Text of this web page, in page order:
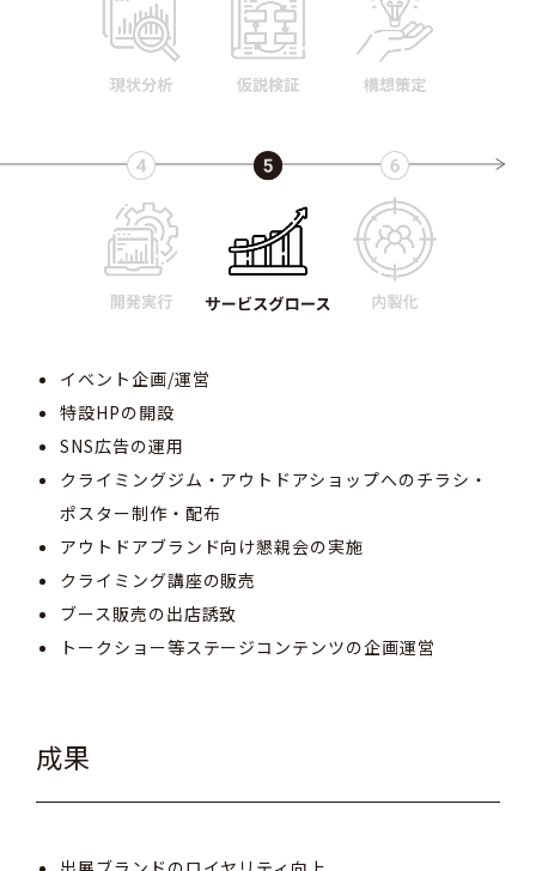
イベント企画/運営
特設HPの開設
SNS広告の運用
クライミングジム・アウトドアショップへのチラシ・
ポスター制作・配布
アウトドアブランド向け懇親会の実施
クライミング講座の販売
ブース販売の出店誘致
トークショー等ステージコンテンツの企画運営
成果